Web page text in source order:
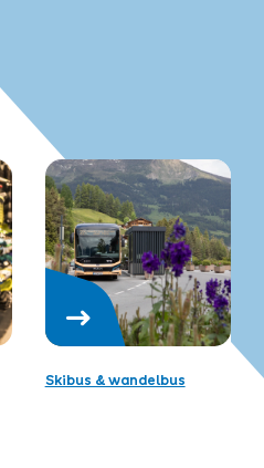
Skibus & wandelbus